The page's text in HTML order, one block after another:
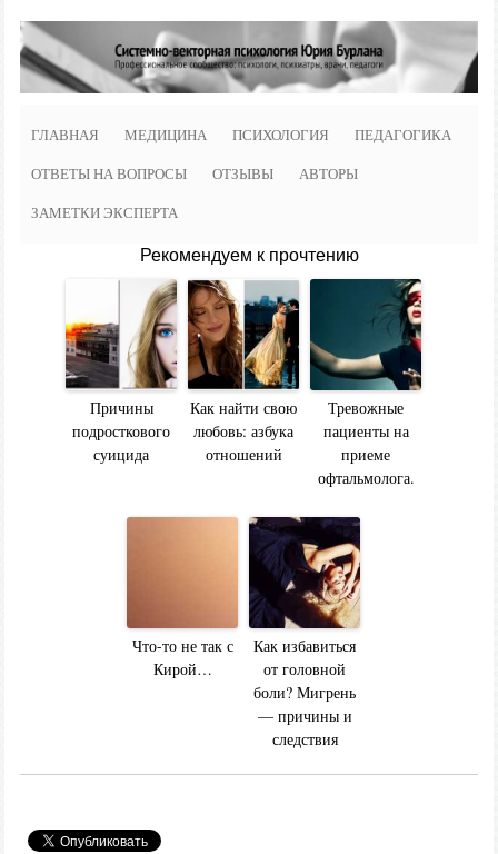
ГЛАВНАЯ МЕДИЦИНА ПСИХОЛОГИЯ ПЕДАГОГИКА
ОТВЕТЫ НА ВОПРОСЫ ОТЗЫВЫ АВТОРЫ
ЗАМЕТКИ ЭКСПЕРТА
Рекомендуем к прочтению
Причины
подросткового
суицида
Как найти свою
любовь: азбука
отношений
Тревожные
пациенты на
приеме
офтальмолога.
Что-то не так с
Кирой…
Как избавиться
от головной
боли? Мигрень
— причины и
следствия